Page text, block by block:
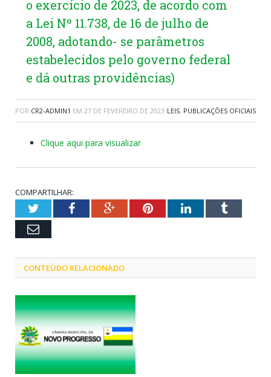
o exercício de 2023, de acordo com
a Lei Nº 11.738, de 16 de julho de
2008, adotando- se parâmetros
estabelecidos pelo governo federal
e dá outras providências)
POR CR2-ADMIN1 EM 27 DE FEVEREIRO DE 2023 LEIS, PUBLICAÇÕES OFICIAIS
Clique aqui para visualizar
COMPARTILHAR:
TwitterFacebookGoogle+PinterestLinkedInTumblr
Email
CONTEÚDO RELACIONADO